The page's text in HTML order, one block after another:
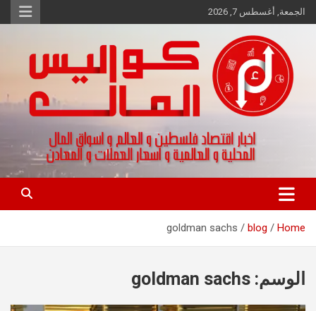
Skip
to
الجمعة, أغسطس 7, 2026
كواليس المال
اخبار اقتصاد فلسطين و العالم و تقارير اسواق المال و العملات
Home
blog
goldman sachs
الوسم: goldman sachs